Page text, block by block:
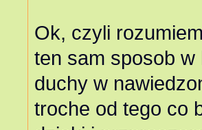
Ok, czyli
ten sam sposob
duchy w
troche od tego co